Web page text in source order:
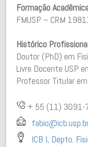
Formação
FMUSP – CRM
Histórico
Doutor (PhD) em
Livre Docente USP
Professor Titular
+ 55 (11) 3091-
ICB I, Depto.